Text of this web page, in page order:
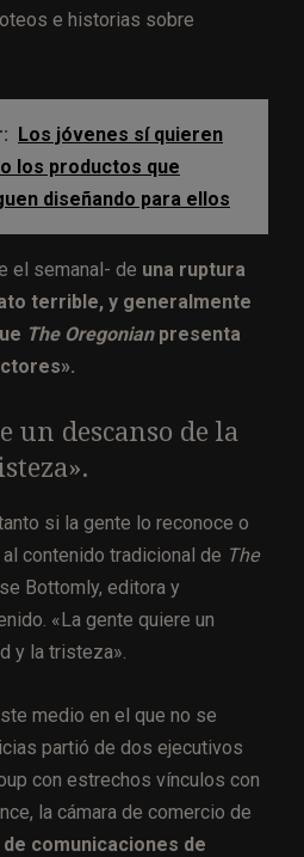
e historias sobre
Los jóvenes sí quieren
los productos que
diseñando para ellos
el semanal- de una ruptura
terrible, y generalmente
The Oregonianpresenta
un descanso de la
si la gente lo reconoce o
contenido tradicional de The
Bottomly, editora y
«La gente quiere un
y la tristeza».
medio en el que no se
partió de dos ejecutivos
con estrechos vínculos con
la cámara de comercio de
comunicaciones de